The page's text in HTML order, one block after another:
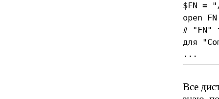
$FN =
open
# "FN"
для
...
Все